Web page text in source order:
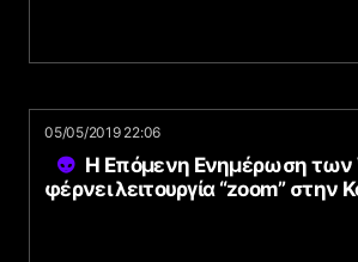
05/05/2019 22:06
Η Επόμενη Ενημέρωση των
φέρνει λειτουργία “zoom” στην